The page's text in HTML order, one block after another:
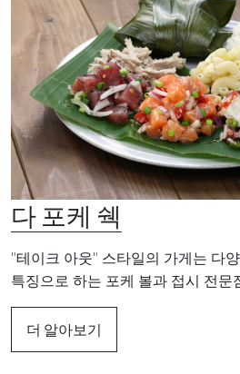
다 포케 쉑
"테이크 아웃" 스타일의 가게는 다
특징으로 하는 포케 볼과 접시 전문
더 알아보기